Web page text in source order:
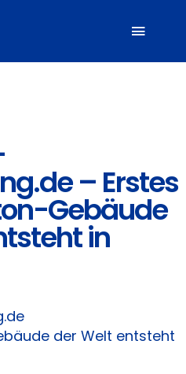
– Erstes
Gebäude
in
der Welt entsteht